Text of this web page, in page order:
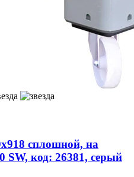
сплошной, на
SW, код: 26381, серый